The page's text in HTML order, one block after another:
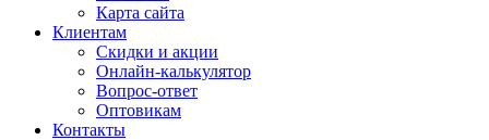
Карта сайта
Клиентам
Скидки и акции
Онлайн-калькулятор
Вопрос-ответ
Оптовикам
Контакты